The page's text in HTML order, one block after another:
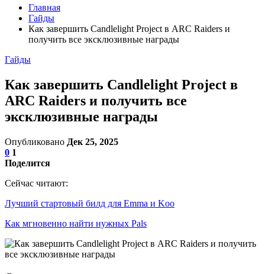
Главная
Гайды
Как завершить Candlelight Project в ARC Raiders и
получить все эксклюзивные награды
Гайды
Как завершить Candlelight Project в
ARC Raiders и получить все
эксклюзивные награды
Опубликовано Дек 25, 2025
0 1
Поделится
Сейчас читают:
Лучший стартовый билд для Emma и Koo
Как мгновенно найти нужных Pals